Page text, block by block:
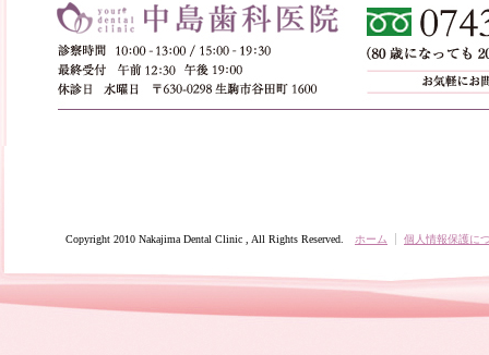
Copyright 2010 Nakajima Dental Clinic , All Rights Reserved. 個人情報保護に
ホーム